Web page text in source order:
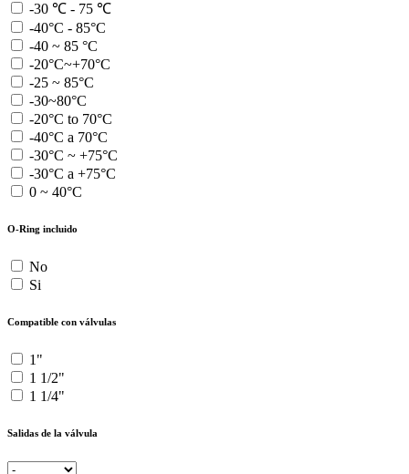
-30 ℃ - 75 ℃
-40°C - 85°C
-40 ~ 85 °C
-20°C~+70°C
-25 ~ 85°C
-30~80°C
-20°C to 70°C
-40°C a 70°C
-30°C ~ +75°C
-30°C a +75°C
0 ~ 40°C
O-Ring incluido
No
Si
Compatible con válvulas
1"
1 1/2"
1 1/4"
Salidas de la válvula